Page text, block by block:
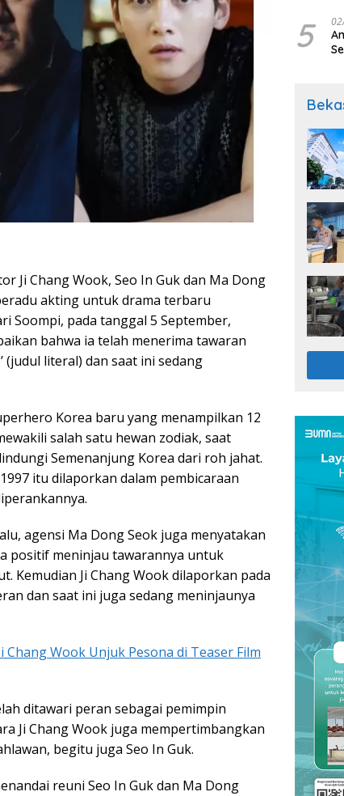
Ji Chang Wook, Seo In Guk dan Ma Dong
akting untuk drama terbaru
Soompi, pada tanggal 5 September,
bahwa ia telah menerima tawaran
(judul literal) dan saat ini sedang
Korea baru yang menampilkan 12
salah satu hewan zodiak, saat
Semenanjung Korea dari roh jahat.
itu dilaporkan dalam pembicaraan
agensi Ma Dong Seok juga menyatakan
positif meninjau tawarannya untuk
Kemudian Ji Chang Wook dilaporkan pada
dan saat ini juga sedang meninjaunya
Chang Wook Unjuk Pesona di Teaser Film
ditawari peran sebagai pemimpin
Ji Chang Wook juga mempertimbangkan
begitu juga Seo In Guk.
reuni Seo In Guk dan Ma Dong
5